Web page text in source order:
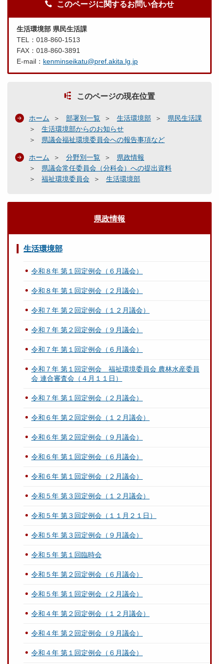
このページに関するお問い合わせ
生活環境部 県民生活課
TEL：018-860-1513
FAX：018-860-3891
E-mail： kenminseikatu@pref.akita.lg.jp
このページの現在位置
ホーム 部署別一覧 生活環境部
県民生活課
生活環境部からのお知らせ
県議会福祉環境委員会への報告事項など
ホーム 分野別一覧
県政情報
県議会常任委員会（分科会）への提出資料
福祉環境委員会
生活環境部
県政情報
生活環境部
令和８年 第１回定例会（６月議会）
令和８年 第１回定例会（２月議会）
令和７年 第２回定例会（１２月議会）
令和７年 第２回定例会（９月議会）
令和７年 第１回定例会（６月議会）
令和７年 第１回定例会 福祉環境委員会 農林水産委員
会 連合審査会（４月１１日）
令和７年 第１回定例会（２月議会）
令和６年 第２回定例会（１２月議会）
令和６年 第２回定例会（９月議会）
令和６年 第１回定例会（６月議会）
令和６年 第１回定例会（２月議会）
令和５年 第３回定例会（１２月議会）
令和５年 第３回定例会（１１月２１日）
令和５年 第３回定例会（９月議会）
令和５年 第１回臨時会
令和５年 第２回定例会（６月議会）
令和５年 第１回定例会（２月議会）
令和４年 第２回定例会（１２月議会）
令和４年 第２回定例会（９月議会）
令和４年 第１回定例会（６月議会）